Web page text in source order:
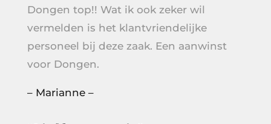
Dongen top!! Wat ik ook zeker wil
vermelden is het klantvriendelijke
personeel bij deze zaak. Een aanwinst
voor Dongen.
– Marianne –